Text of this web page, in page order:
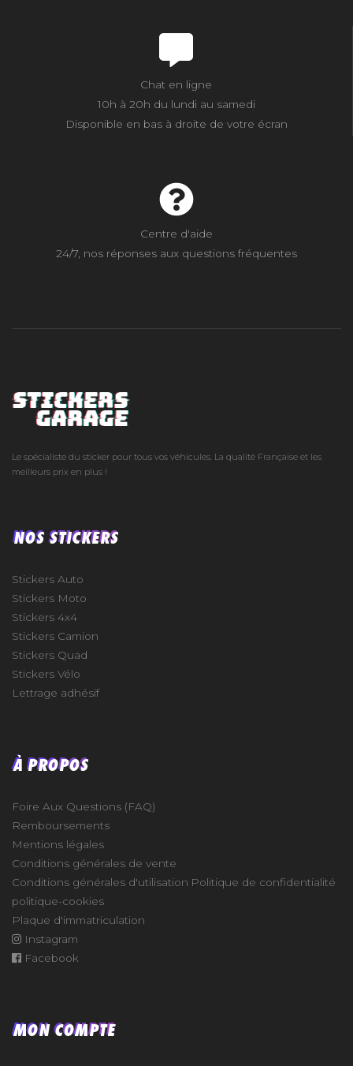
Chat en ligne
10h à 20h du lundi au samedi
Disponible en bas à droite de votre écran
Centre d'aide
24/7, nos réponses aux questions fréquentes
Le spécialiste du sticker pour tous vos véhicules. La qualité Française et les
meilleurs prix en plus !
NOS STICKERS
Stickers Auto
Stickers Moto
Stickers 4x4
Stickers Camion
Stickers Quad
Stickers Vélo
Lettrage adhésif
À PROPOS
Foire Aux Questions (FAQ)
Remboursements
Mentions légales
Conditions générales de vente
Conditions générales d'utilisation Politique de confidentialité
politique-cookies
Plaque d'immatriculation
Instagram
Facebook
MON COMPTE